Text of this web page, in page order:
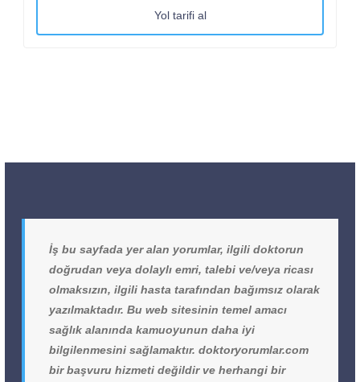
Yol tarifi al
İş bu sayfada yer alan yorumlar, ilgili doktorun
doğrudan veya dolaylı emri, talebi ve/veya ricası
olmaksızın, ilgili hasta tarafından bağımsız olarak
yazılmaktadır. Bu web sitesinin temel amacı
sağlık alanında kamuoyunun daha iyi
bilgilenmesini sağlamaktır. doktoryorumlar.com
bir başvuru hizmeti değildir ve herhangi bir